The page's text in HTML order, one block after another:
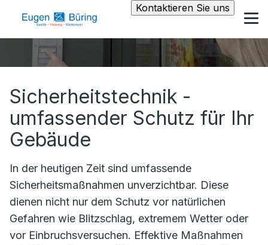
Kontaktieren Sie uns
Sicherheitstechnik -
umfassender Schutz für Ihr
Gebäude
In der heutigen Zeit sind umfassende
Sicherheitsmaßnahmen unverzichtbar. Diese
dienen nicht nur dem Schutz vor natürlichen
Gefahren wie Blitzschlag, extremem Wetter oder
vor Einbruchsversuchen. Effektive Maßnahmen